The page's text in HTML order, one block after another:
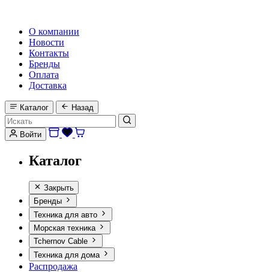
О компании
Новости
Контакты
Бренды
Оплата
Доставка
Каталог Назад
Войти
Каталог
Закрыть
Бренды
Техника для авто
Морская техника
Tchernov Cable
Техника для дома
Распродажа